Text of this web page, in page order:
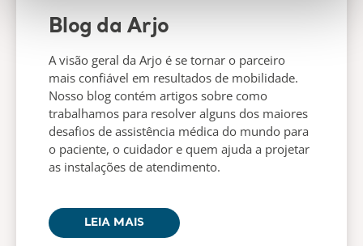
Blog da Arjo
A visão geral da Arjo é se tornar o parceiro
mais confiável em resultados de mobilidade.
Nosso blog contém artigos sobre como
trabalhamos para resolver alguns dos maiores
desafios de assistência médica do mundo para
o paciente, o cuidador e quem ajuda a projetar
as instalações de atendimento.
LEIA MAIS